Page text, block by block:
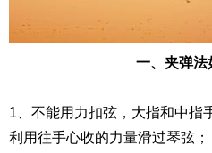
一、夹弹法
1、不能用力扣弦，大指和中指
利用往手心收的力量滑过琴弦；